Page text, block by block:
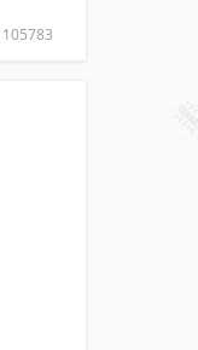
105783